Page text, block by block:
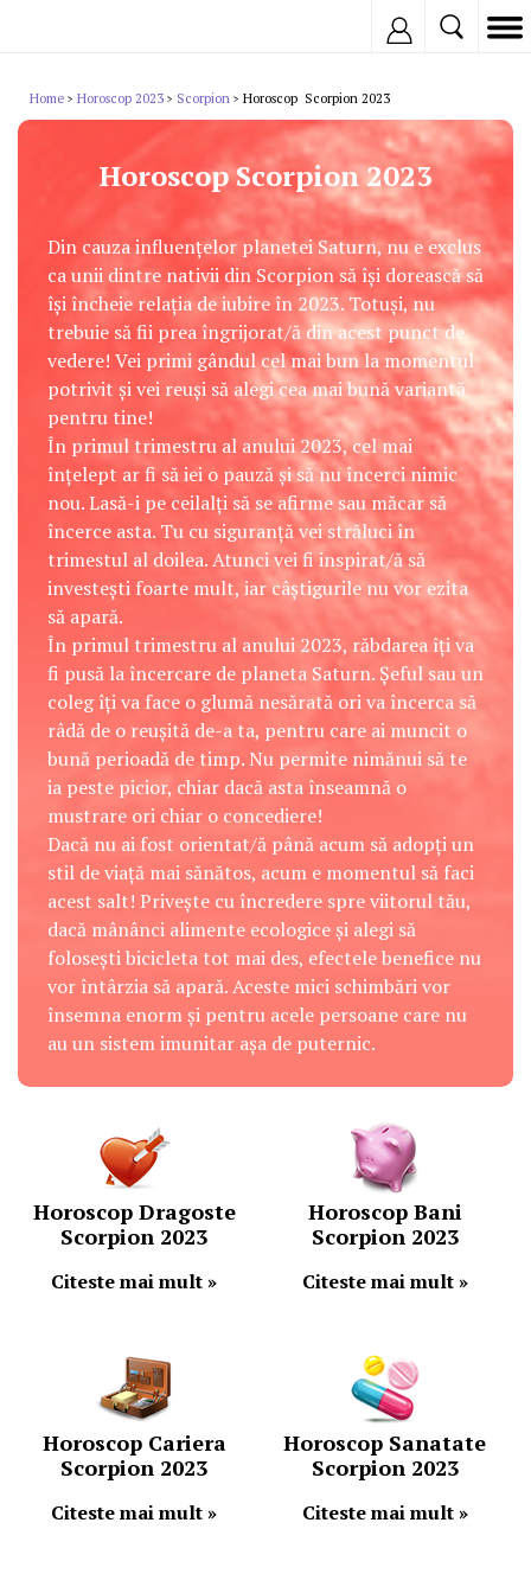
Home > Horoscop 2023 > Scorpion > Horoscop Scorpion 2023
Horoscop Scorpion 2023
Din cauza influențelor planetei Saturn, nu e exclus
ca unii dintre nativii din Scorpion să își dorească să
își încheie relația de iubire în 2023. Totuși, nu
trebuie să fii prea îngrijorat/ă din acest punct de
vedere! Vei primi gândul cel mai bun la momentul
potrivit și vei reuși să alegi cea mai bună variantă
pentru tine!
În primul trimestru al anului 2023, cel mai
înțelept ar fi să iei o pauză și să nu încerci nimic
nou. Lasă-i pe ceilalți să se afirme sau măcar să
încerce asta. Tu cu siguranță vei străluci în
trimestul al doilea. Atunci vei fi inspirat/ă să
investești foarte mult, iar câștigurile nu vor ezita
să apară.
În primul trimestru al anului 2023, răbdarea îți va
fi pusă la încercare de planeta Saturn. Șeful sau un
coleg îți va face o glumă nesărată ori va încerca să
râdă de o reușită de-a ta, pentru care ai muncit o
bună perioadă de timp. Nu permite nimănui să te
ia peste picior, chiar dacă asta înseamnă o
mustrare ori chiar o concediere!
Dacă nu ai fost orientat/ă până acum să adopți un
stil de viață mai sănătos, acum e momentul să faci
acest salt! Privește cu încredere spre viitorul tău,
dacă mânânci alimente ecologice și alegi să
folosești bicicleta tot mai des, efectele benefice nu
vor întârzia să apară. Aceste mici schimbări vor
însemna enorm și pentru acele persoane care nu
au un sistem imunitar așa de puternic.
Horoscop Dragoste
Scorpion 2023
Citeste mai mult »
Horoscop Bani
Scorpion 2023
Citeste mai mult »
Horoscop Cariera
Scorpion 2023
Citeste mai mult »
Horoscop Sanatate
Scorpion 2023
Citeste mai mult »